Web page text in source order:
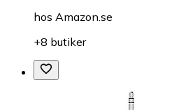
hos Amazon.se
+8 butiker